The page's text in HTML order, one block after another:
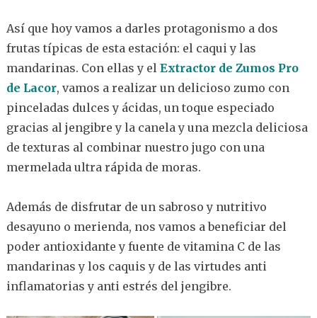
Así que hoy vamos a darles protagonismo a dos
frutas típicas de esta estación: el caqui y las
mandarinas. Con ellas y el Extractor de Zumos Pro
de Lacor, vamos a realizar un delicioso zumo con
pinceladas dulces y ácidas, un toque especiado
gracias al jengibre y la canela y una mezcla deliciosa
de texturas al combinar nuestro jugo con una
mermelada ultra rápida de moras.
Además de disfrutar de un sabroso y nutritivo
desayuno o merienda, nos vamos a beneficiar del
poder antioxidante y fuente de vitamina C de las
mandarinas y los caquis y de las virtudes anti
inflamatorias y anti estrés del jengibre.